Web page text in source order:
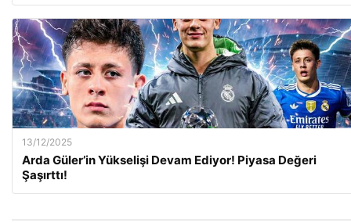
13/12/2025
Arda Güler’in Yükselişi Devam Ediyor! Piyasa Değeri
Şaşırttı!